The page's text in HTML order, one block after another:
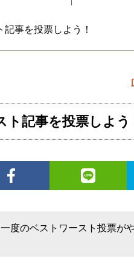
事を投票しよう！
記事を投票しよう
度のベストワースト投票が